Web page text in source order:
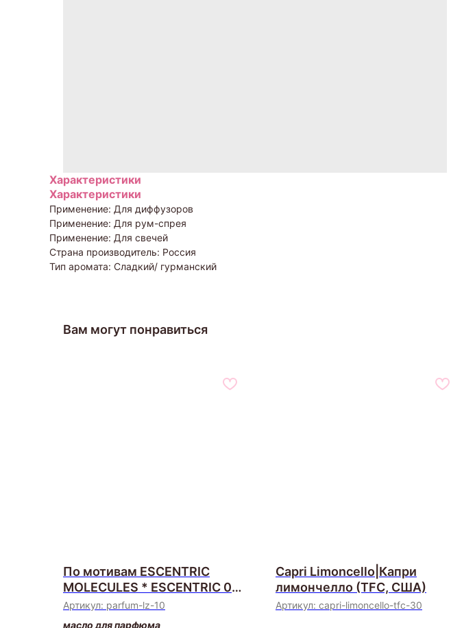
Характеристики
Характеристики
Применение: Для диффузоров
Применение: Для рум-спрея
Применение: Для свечей
Страна производитель: Россия
Тип аромата: Сладкий/ гурманский
Вам могут понравиться
По мотивам ESCENTRIC
MOLECULES * ESCENTRIC 02
(Luzi, Швейцария)
Артикул: parfum-lz-10
масло для парфюма
Capri Limoncello|Капри
лимончелло (TFC, США)
Артикул: capri-limoncello-tfc-30